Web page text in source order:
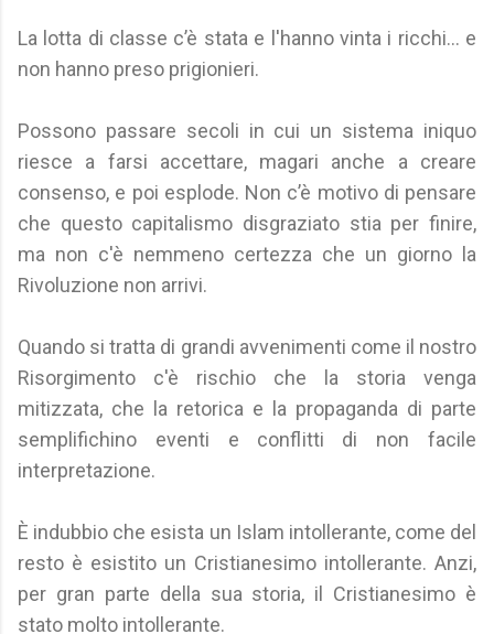
La lotta di classe c’è stata e l'hanno vinta i ricchi... e
non hanno preso prigionieri.
Possono passare secoli in cui un sistema iniquo
riesce a farsi accettare, magari anche a creare
consenso, e poi esplode. Non c’è motivo di pensare
che questo capitalismo disgraziato stia per finire,
ma non c'è nemmeno certezza che un giorno la
Rivoluzione non arrivi.
Quando si tratta di grandi avvenimenti come il nostro
Risorgimento c'è rischio che la storia venga
mitizzata, che la retorica e la propaganda di parte
semplifichino eventi e conflitti di non facile
interpretazione.
È indubbio che esista un Islam intollerante, come del
resto è esistito un Cristianesimo intollerante. Anzi,
per gran parte della sua storia, il Cristianesimo è
stato molto intollerante.